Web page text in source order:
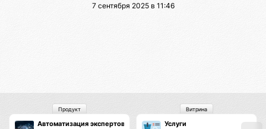
7 сентября 2025 в 11:46
Автоматизация экспертов и организаций
Продукт
Услуги
Витрина